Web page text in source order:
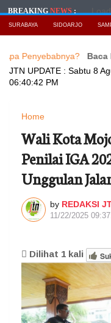
BREAKINGNEWS:
SURABAYA SIDOARJO
Baca Berita
JTN UPDATE : Sabtu 8
06:40:44 PM
Home
Wali Kota
Penilai IGA
Unggulan
by REDAKSI
11/22/2025
Dilihat 1 kali